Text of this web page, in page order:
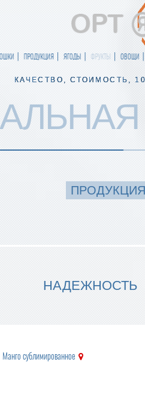
ПРОДУКЦИЯ ЯГОДЫ ФРУКТЫ ОВОЩИ
КАЧЕСТВО, СТОИМОСТЬ,
ПРОДУКЦИЯ
МЫ
НАДЕЖНОСТЬ
Манго сублимированное